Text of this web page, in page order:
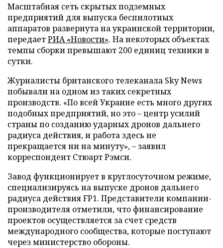
Масштабная сеть скрытых подземных
предприятий для выпуска беспилотных
аппаратов развернута на украинской территории,
передаетРИА «Новости». На некоторых объектах
темпы сборки превышают 200 единиц техники в
сутки.
Журналисты британского телеканала Sky News
побывали на одном из таких секретных
производств. «По всей Украине есть много других
подобных предприятий, но это – центр усилий
страны по созданию ударных дронов дальнего
радиуса действия, и работа здесь не
прекращается ни на минуту», – заявил
корреспондент Стюарт Рэмси.
Завод функционирует в круглосуточном режиме,
специализируясь на выпуске дронов дальнего
радиуса действия FP1. Представители компании-
производителя отметили, что финансирование
проектов осуществляется за счет средств
международного сообщества, которые поступают
через министерство обороны.